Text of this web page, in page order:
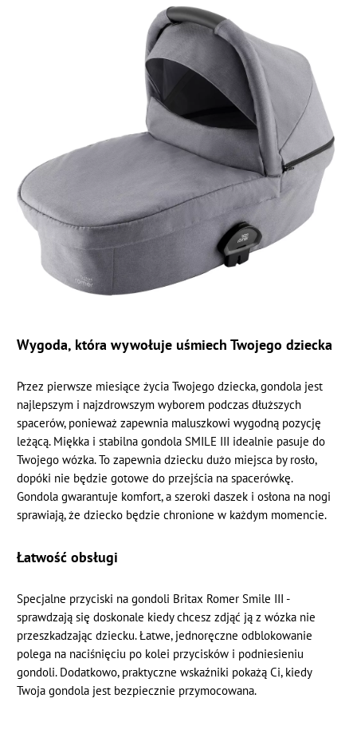
Wygoda, która wywołuje uśmiech Twojego dziecka
Przez pierwsze miesiące życia Twojego dziecka, gondola jest
najlepszym i najzdrowszym wyborem podczas dłuższych
spacerów, ponieważ zapewnia maluszkowi wygodną pozycję
leżącą. Miękka i stabilna gondola SMILE III idealnie pasuje do
Twojego wózka. To zapewnia dziecku dużo miejsca by rosło,
dopóki nie będzie gotowe do przejścia na spacerówkę.
Gondola gwarantuje komfort, a szeroki daszek i osłona na nogi
sprawiają, że dziecko będzie chronione w każdym momencie.
Łatwość obsługi
Specjalne przyciski na gondoli Britax Romer Smile III -
sprawdzają się doskonale kiedy chcesz zdjąć ją z wózka nie
przeszkadzając dziecku. Łatwe, jednoręczne odblokowanie
polega na naciśnięciu po kolei przycisków i podniesieniu
gondoli. Dodatkowo, praktyczne wskaźniki pokażą Ci, kiedy
Twoja gondola jest bezpiecznie przymocowana.